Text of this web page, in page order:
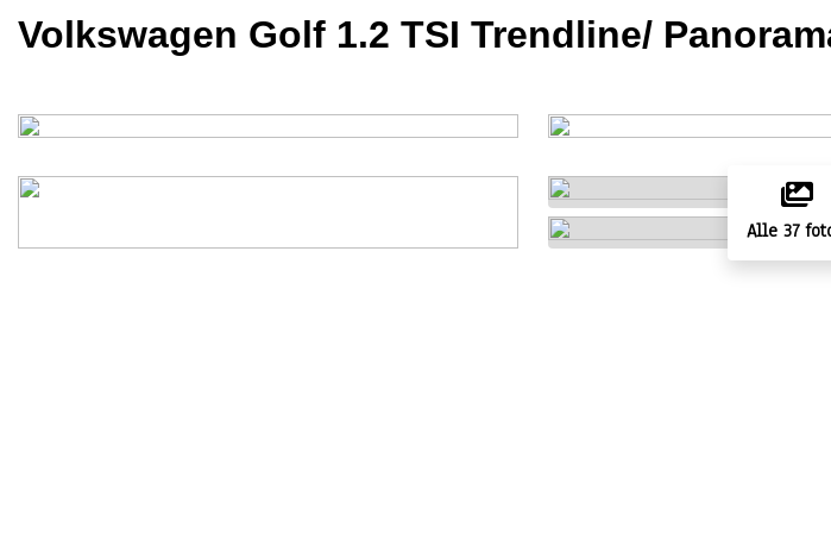
Volkswagen Golf 1.2 TSI Trendline/
Alle 37